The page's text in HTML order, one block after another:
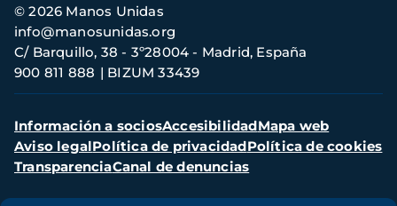
Información
de
contacto
© 2026 Manos Unidas
C/ Barquillo, 38 - 3º28004 - Madrid, España
900 811 888
BIZUM 33439
info@manosunidas.org
Menú
secundario
Información a sociosAccesibilidadMapa web
Aviso legalPolítica de privacidadPolítica de cookies
TransparenciaCanal de denuncias